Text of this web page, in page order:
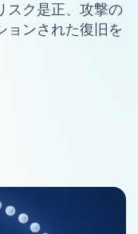
スク是正、攻撃の
ョンされた復旧を